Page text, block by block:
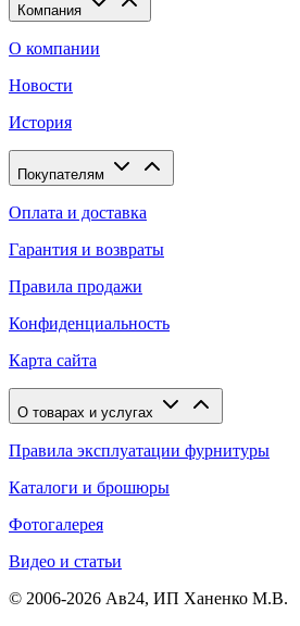
Компания
О компании
Новости
История
Покупателям
Оплата и доставка
Гарантия и возвраты
Правила продажи
Конфиденциальность
Карта сайта
О товарах и услугах
Правила эксплуатации фурнитуры
Каталоги и брошюры
Фотогалерея
Видео и статьи
© 2006-2026 Ав24, ИП Ханенко М.В.